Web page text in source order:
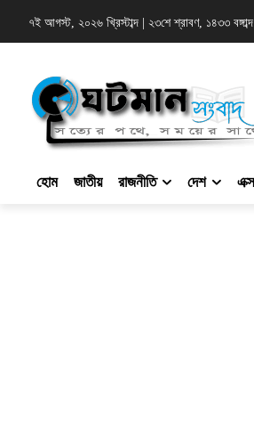
৭ই আগস্ট, ২০২৬ খ্রিস্টাব্দ | ২৩শে শ্রাবণ, ১৪৩৩ বঙ্গাব্দ
হোম জাতীয় রাজনীতি দেশ